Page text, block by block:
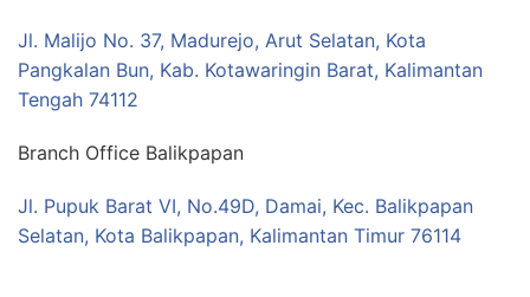
Jl. Malijo No. 37, Madurejo, Arut Selatan, Kota
Pangkalan Bun, Kab. Kotawaringin Barat, Kalimantan
Tengah 74112
Branch Office Balikpapan
Jl. Pupuk Barat VI, No.49D, Damai, Kec. Balikpapan
Selatan, Kota Balikpapan, Kalimantan Timur 76114